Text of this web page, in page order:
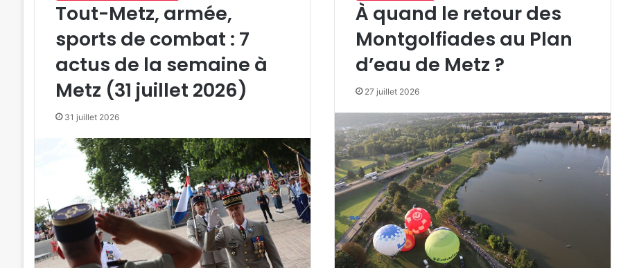
Tout-Metz, armée,
sports de combat : 7
actus de la semaine à
Metz (31 juillet 2026)
31 juillet 2026
À quand le retour des
Montgolfiades au Plan
d’eau de Metz ?
27 juillet 2026